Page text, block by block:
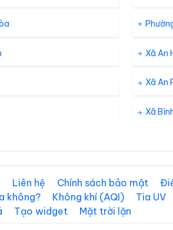
Xã An
Xã An
Xã
Xã
Liên hệ Chính sách bảo mật
không? Không khí (AQI) Tia UV
Tạo widget Mặt trời lặn